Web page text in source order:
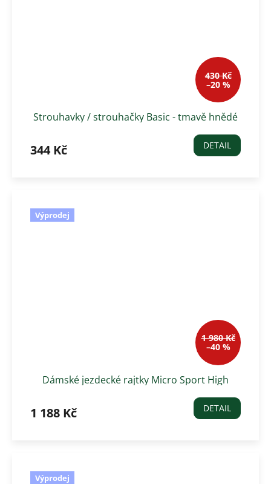
430 Kč
–20 %
Strouhavky / strouhačky Basic - tmavě hnědé
344 Kč DETAIL
Výprodej
1 980 Kč
–40 %
Dámské jezdecké rajtky Micro Sport High
1 188 Kč DETAIL
Výprodej